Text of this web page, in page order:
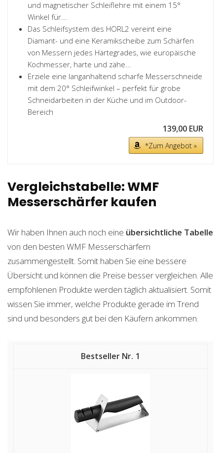
und magnetischer Schleiflehre mit einem 15°
Winkel für...
Das Schleifsystem des HORL2 vereint eine
Diamant- und eine Keramikscheibe zum Schärfen
von Messern jedes Härtegrades, wie europäische
Kochmesser, harte und zähe...
Erziele eine langanhaltend scharfe Messerschneide
mit dem 20° Schleifwinkel – perfekt für grobe
Schneidarbeiten in der Küche und im Outdoor-
Bereich
139,00 EUR
*Zum Angebot »
Vergleichstabelle: WMF
Messerschärfer kaufen
Wir haben Ihnen auch noch eine übersichtliche Tabelle
von den besten WMF Messerschärfern
zusammengestellt. Somit haben Sie eine bessere
Übersicht und können die Preise besser vergleichen. Alle
empfohlenen Produkte werden täglich aktualisiert. Somit
wissen Sie immer, welche Produkte gerade im Trend
sind und besonders gut bei den Käufern ankommen.
1